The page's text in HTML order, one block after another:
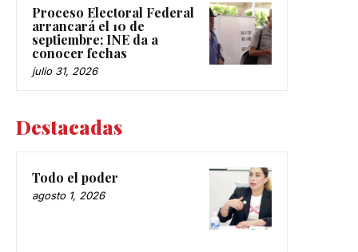
Proceso Electoral Federal
arrancará el 10 de
septiembre; INE da a
conocer fechas
julio 31, 2026
Destacadas
Todo el poder
agosto 1, 2026